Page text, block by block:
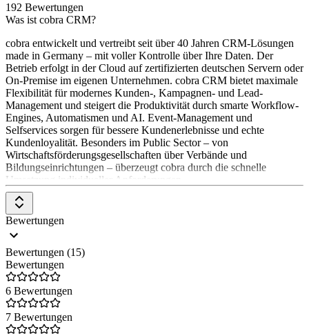
192 Bewertungen
Was ist cobra CRM?
cobra entwickelt und vertreibt seit über 40 Jahren CRM-Lösungen
made in Germany – mit voller Kontrolle über Ihre Daten. Der
Betrieb erfolgt in der Cloud auf zertifizierten deutschen Servern oder
On-Premise im eigenen Unternehmen. cobra CRM bietet maximale
Flexibilität für modernes Kunden-, Kampagnen- und Lead-
Management und steigert die Produktivität durch smarte Workflow-
Engines, Automatismen und AI. Event-Management und
Selfservices sorgen für bessere Kundenerlebnisse und echte
Kundenloyalität. Besonders im Public Sector – von
Wirtschaftsförderungsgesellschaften über Verbände und
Bildungseinrichtungen – überzeugt cobra durch die schnelle
Umsetzung individueller Anforderungen.
Bewertungen
Bewertungen (15)
Bewertungen
6 Bewertungen
7 Bewertungen